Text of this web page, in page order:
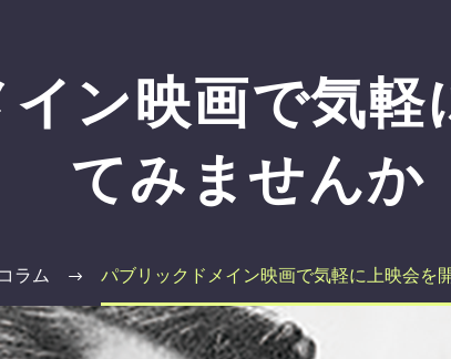
ン映画で気軽
てみませんか
ラム パブリックドメイン映画で気軽に上映会を